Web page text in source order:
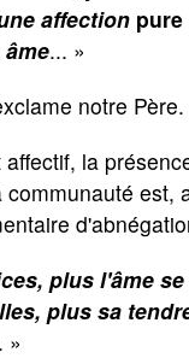
affection pure
... »
notre Père.
la
est,
plus l'âme se
plus sa
. »